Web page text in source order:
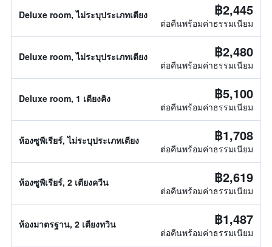
Deluxe room, ไม่ระบุประเภทเตียง ฿2,445
ต่อคืนพร้อมค่าธรรมเนียม
Deluxe room, ไม่ระบุประเภทเตียง ฿2,480
ต่อคืนพร้อมค่าธรรมเนียม
Deluxe room, 1 เตียงคิง ฿5,100
ต่อคืนพร้อมค่าธรรมเนียม
ห้องซูพีเรียร์, ไม่ระบุประเภทเตียง ฿1,708
ต่อคืนพร้อมค่าธรรมเนียม
ห้องซูพีเรียร์, 2 เตียงควีน ฿2,619
ต่อคืนพร้อมค่าธรรมเนียม
ห้องมาตรฐาน, 2 เตียงทวิน ฿1,487
ต่อคืนพร้อมค่าธรรมเนียม